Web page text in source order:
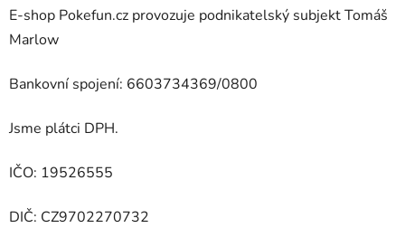
E-shop Pokefun.cz provozuje podnikatelský subjekt Tomáš
Marlow
Bankovní spojení: 6603734369/0800
Jsme plátci DPH.
IČO: 19526555
DIČ: CZ9702270732